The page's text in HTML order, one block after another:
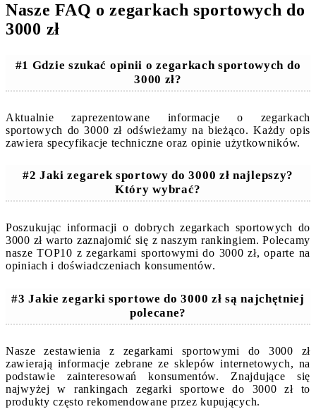
Nasze FAQ o zegarkach sportowych do
3000 zł
#1 Gdzie szukać opinii o zegarkach sportowych do
3000 zł?
Aktualnie zaprezentowane informacje o zegarkach
sportowych do 3000 zł odświeżamy na bieżąco. Każdy opis
zawiera specyfikacje techniczne oraz opinie użytkowników.
#2 Jaki zegarek sportowy do 3000 zł najlepszy?
Który wybrać?
Poszukując informacji o dobrych zegarkach sportowych do
3000 zł warto zaznajomić się z naszym rankingiem. Polecamy
nasze TOP10 z zegarkami sportowymi do 3000 zł, oparte na
opiniach i doświadczeniach konsumentów.
#3 Jakie zegarki sportowe do 3000 zł są najchętniej
polecane?
Nasze zestawienia z zegarkami sportowymi do 3000 zł
zawierają informacje zebrane ze sklepów internetowych, na
podstawie zainteresowań konsumentów. Znajdujące się
najwyżej w rankingach zegarki sportowe do 3000 zł to
produkty często rekomendowane przez kupujących.